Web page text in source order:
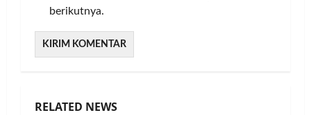
berikutnya.
RELATED NEWS